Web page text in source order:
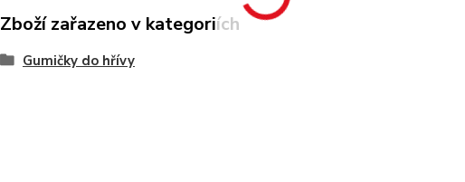
Zboží zařazeno v kategoriích
Gumičky do hřívy